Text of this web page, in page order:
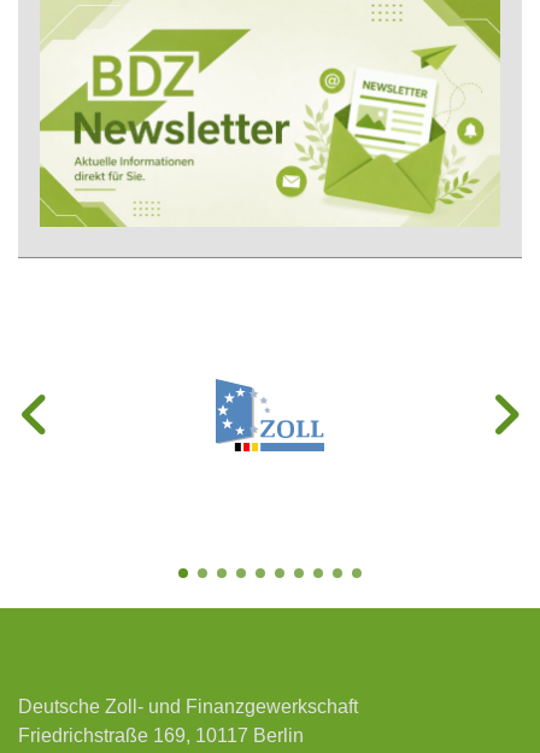
Deutsche Zoll- und Finanzgewerkschaft
Friedrichstraße 169, 10117 Berlin